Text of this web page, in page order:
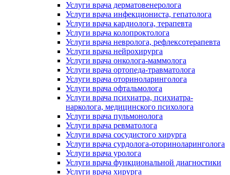
Услуги врача дерматовенеролога
Услуги врача инфекциониста, гепатолога
Услуги врача кардиолога, терапевта
Услуги врача колопроктолога
Услуги врача невролога, рефлексотерапевта
Услуги врача нейрохирурга
Услуги врача онколога-маммолога
Услуги врача ортопеда-травматолога
Услуги врача оториноларинголога
Услуги врача офтальмолога
Услуги врача психиатра, психиатра-
нарколога, медицинского психолога
Услуги врача пульмонолога
Услуги врача ревматолога
Услуги врача сосудистого хирурга
Услуги врача сурдолога-оториноларинголога
Услуги врача уролога
Услуги врача функциональной диагностики
Услуги врача хирурга